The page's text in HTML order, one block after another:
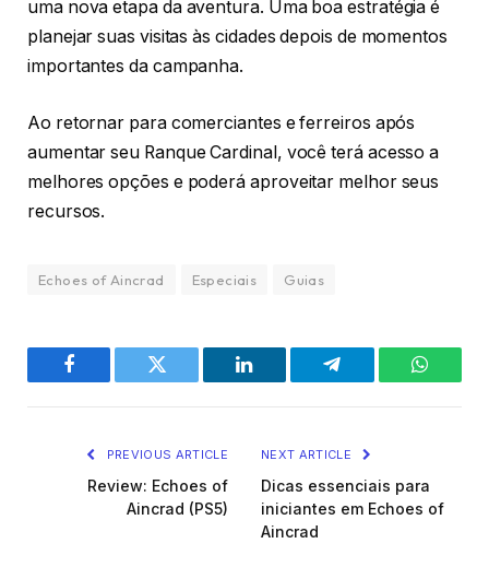
uma nova etapa da aventura. Uma boa estratégia é
planejar suas visitas às cidades depois de momentos
importantes da campanha.
Ao retornar para comerciantes e ferreiros após
aumentar seu Ranque Cardinal, você terá acesso a
melhores opções e poderá aproveitar melhor seus
recursos.
Echoes of Aincrad Especiais Guias
Facebook Twitter LinkedIn Telegram
PREVIOUS ARTICLE
Review: Echoes of
Aincrad (PS5)
NEXT ARTICLE
Dicas essenciais para
iniciantes em Echoes of
Aincrad